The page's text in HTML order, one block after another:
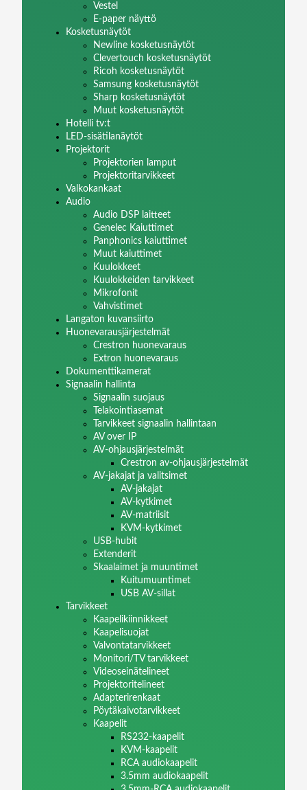
Vestel
E-paper näyttö
Kosketusnäytöt
Newline kosketusnäytöt
Clevertouch kosketusnäytöt
Ricoh kosketusnäytöt
Samsung kosketusnäytöt
Sharp kosketusnäytöt
Muut kosketusnäytöt
Hotelli tv:t
LED-sisätilanäytöt
Projektorit
Projektorien lamput
Projektoritarvikkeet
Valkokankaat
Audio
Audio DSP laitteet
Genelec Kaiuttimet
Panphonics kaiuttimet
Muut kaiuttimet
Kuulokkeet
Kuulokkeiden tarvikkeet
Mikrofonit
Vahvistimet
Langaton kuvansiirto
Huonevarausjärjestelmät
Crestron huonevaraus
Extron huonevaraus
Dokumenttikamerat
Signaalin hallinta
Signaalin suojaus
Telakointiasemat
Tarvikkeet signaalin hallintaan
AV over IP
AV-ohjausjärjestelmät
Crestron av-ohjausjärjestelmät
AV-jakajat ja valitsimet
AV-jakajat
AV-kytkimet
AV-matriisit
KVM-kytkimet
USB-hubit
Extenderit
Skaalaimet ja muuntimet
Kuitumuuntimet
USB AV-sillat
Tarvikkeet
Kaapelikiinnikkeet
Kaapelisuojat
Valvontatarvikkeet
Monitori/TV tarvikkeet
Videoseinätelineet
Projektoritelineet
Adapterirenkaat
Pöytäkaivotarvikkeet
Kaapelit
RS232-kaapelit
KVM-kaapelit
RCA audiokaapelit
3.5mm audiokaapelit